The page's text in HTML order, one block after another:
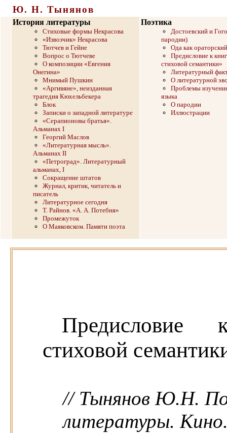
Ю. Н. Тынянов
История литературы
Стиховые формы Некрасова
«Извозчик» Некрасова
Тютчев и Гейне
Вопрос о Тютчеве
О композиции «Евгения
Онегина»
Мнимый Пушкин
«Аргивяне», неизданная
трагедия Кюхельбекера
Блок
Записки о западной литературе
«Серапионовы братья».
Альманах I
Георгий Маслов
«Литературная мысль».
Альманах II
«Петроград». Литературный
альманах, I
Сокращение штатов
Журнал, критик, читатель и
писатель
Литературное сегодня
Т. Райнов. «А. А. Потебня»
Промежуток
О Маяковском. Памяти поэта
Поэтика
Достоевский и
пародии)
Ода как
Предисловие к
стиховой семантики»
Литературный
О литературной
Проблемы
языка
О пародии
Иллюстрации
стиховой
// Тынянов Ю.Н.
литературы.